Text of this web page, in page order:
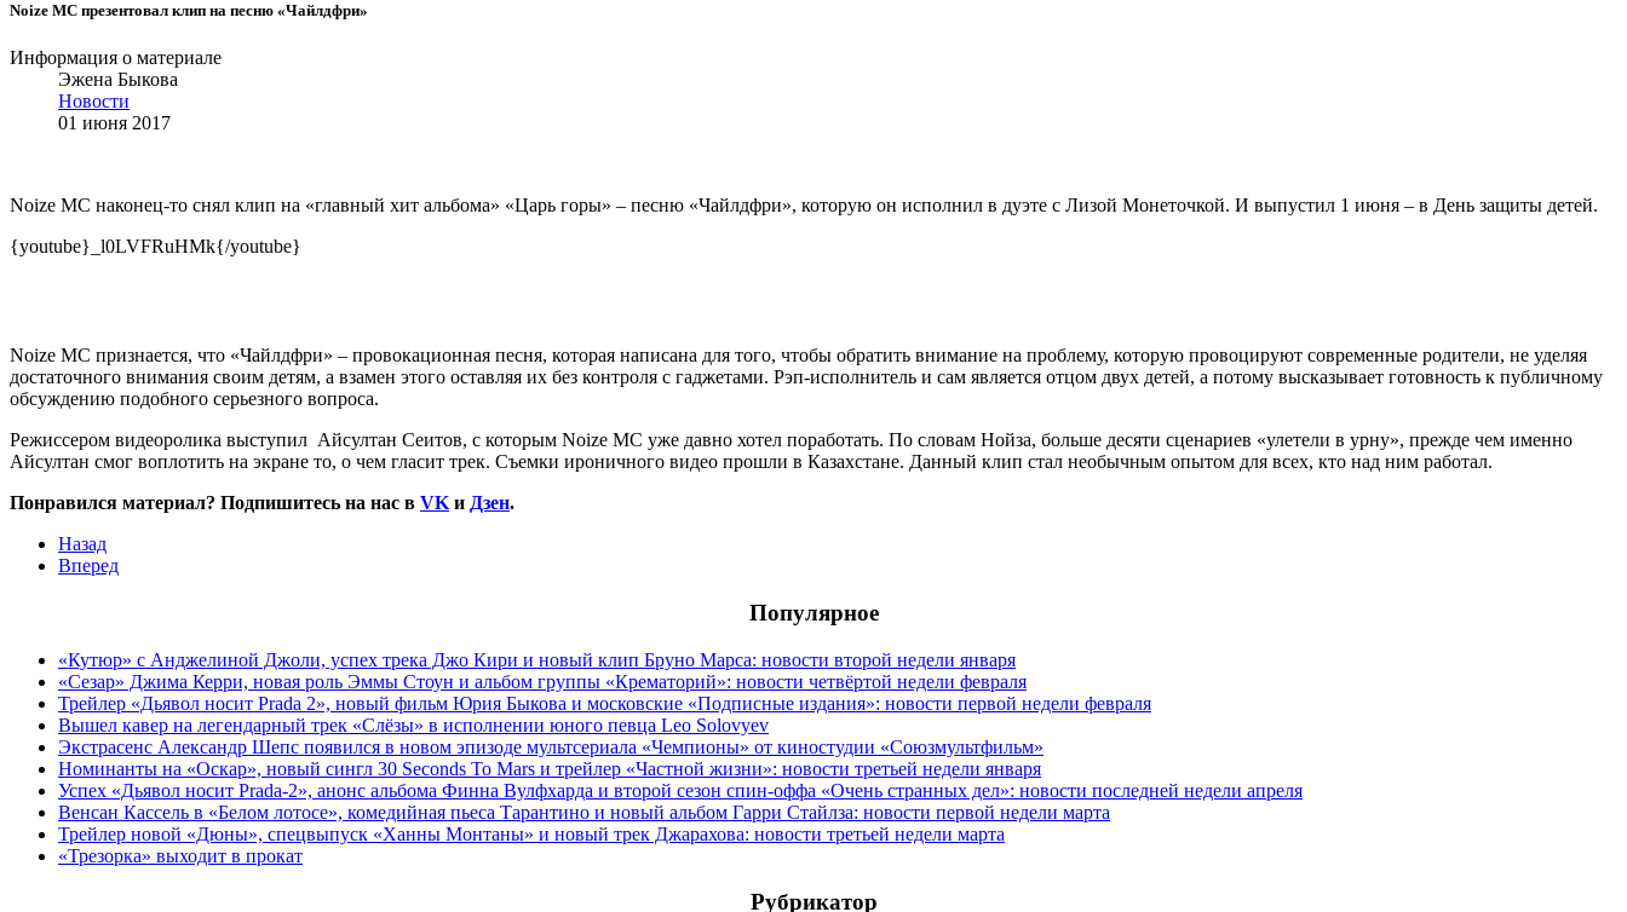
Noize MC презентовал клип на песню «Чайлдфри»
Информация о материале
Эжена Быкова
Новости
01 июня 2017
Noize MC наконец-то снял клип на «главный хит альбома» «Царь горы» – песню «Чайлдфри», которую он исполнил в дуэте с Лизой Монеточкой. И выпустил 1 июня – в День защиты детей.
{youtube}_l0LVFRuHMk{/youtube}
Noize MC признается, что «Чайлдфри» – провокационная песня, которая написана для того, чтобы обратить внимание на проблему, которую провоцируют современные родители, не уделяя
достаточного внимания своим детям, а взамен этого оставляя их без контроля с гаджетами. Рэп-исполнитель и сам является отцом двух детей, а потому высказывает готовность к публичному
обсуждению подобного серьезного вопроса.
Режиссером видеоролика выступил Айсултан Сеитов, с которым Noize MC уже давно хотел поработать. По словам Нойза, больше десяти сценариев «улетели в урну», прежде чем именно
Айсултан смог воплотить на экране то, о чем гласит трек. Съемки ироничного видео прошли в Казахстане. Данный клип стал необычным опытом для всех, кто над ним работал.
Понравился материал? Подпишитесь на нас в VK и Дзен.
Назад
Вперед
Популярное
«Кутюр» с Анджелиной Джоли, успех трека Джо Кири и новый клип Бруно Марса: новости второй недели января
«Сезар» Джима Керри, новая роль Эммы Стоун и альбом группы «Крематорий»: новости четвёртой недели февраля
Трейлер «Дьявол носит Prada 2», новый фильм Юрия Быкова и московские «Подписные издания»: новости первой недели февраля
Вышел кавер на легендарный трек «Слёзы» в исполнении юного певца Leo Solovyev
Экстрасенс Александр Шепс появился в новом эпизоде мультсериала «Чемпионы» от киностудии «Союзмультфильм»
Номинанты на «Оскар», новый сингл 30 Seconds To Mars и трейлер «Частной жизни»: новости третьей недели января
Успех «Дьявол носит Prada-2», анонс альбома Финна Вулфхарда и второй сезон спин-оффа «Очень странных дел»: новости последней недели апреля
Венсан Кассель в «Белом лотосе», комедийная пьеса Тарантино и новый альбом Гарри Стайлза: новости первой недели марта
Трейлер новой «Дюны», спецвыпуск «Ханны Монтаны» и новый трек Джарахова: новости третьей недели марта
«Трезорка» выходит в прокат
Рубрикатор